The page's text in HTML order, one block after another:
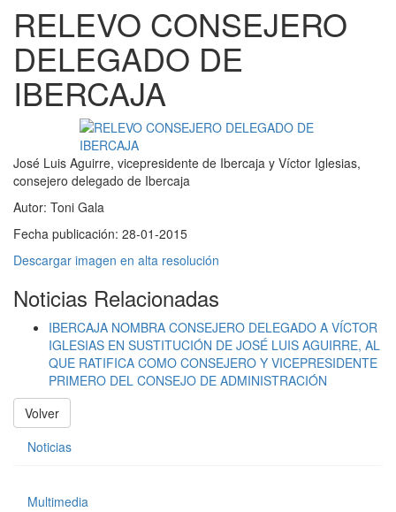
RELEVO CONSEJERO
DELEGADO DE
IBERCAJA
José Luis Aguirre, vicepresidente de Ibercaja y Víctor Iglesias,
consejero delegado de Ibercaja
Autor: Toni Gala
Fecha publicación: 28-01-2015
Descargar imagen en alta resolución
Noticias Relacionadas
IBERCAJA NOMBRA CONSEJERO DELEGADO A VÍCTOR
IGLESIAS EN SUSTITUCIÓN DE JOSÉ LUIS AGUIRRE, AL
QUE RATIFICA COMO CONSEJERO Y VICEPRESIDENTE
PRIMERO DEL CONSEJO DE ADMINISTRACIÓN
Volver
Noticias
Multimedia